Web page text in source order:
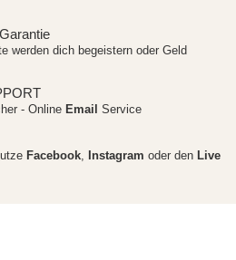
werden dich begeistern oder Geld
- Online Email Service
Facebook, Instagram oder denLive